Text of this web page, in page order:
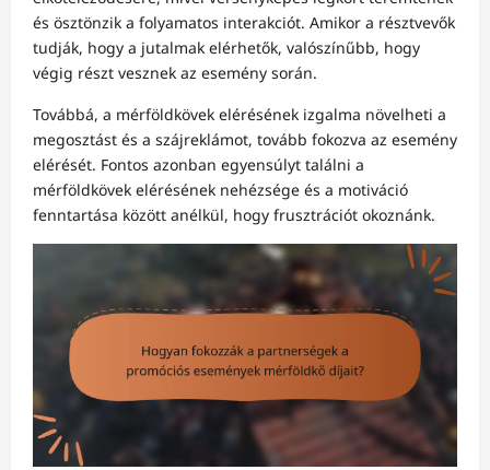
és ösztönzik a folyamatos interakciót. Amikor a résztvevők
tudják, hogy a jutalmak elérhetők, valószínűbb, hogy
végig részt vesznek az esemény során.
Továbbá, a mérföldkövek elérésének izgalma növelheti a
megosztást és a szájreklámot, tovább fokozva az esemény
elérését. Fontos azonban egyensúlyt találni a
mérföldkövek elérésének nehézsége és a motiváció
fenntartása között anélkül, hogy frusztrációt okoznánk.